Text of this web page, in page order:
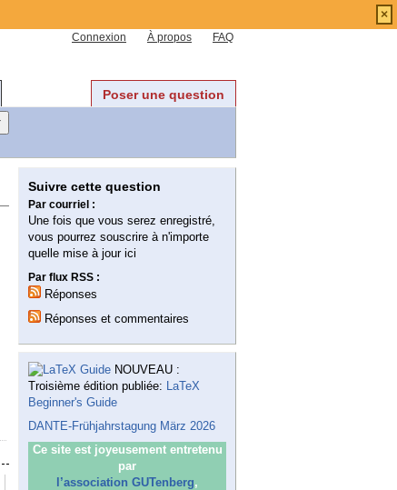
Connexion À propos FAQ
Poser une question
Suivre cette question
Par courriel :
Une fois que vous serez enregistré,
vous pourrez souscrire à n'importe
quelle mise à jour ici
Par flux RSS :
Réponses
Réponses et commentaires
NOUVEAU :
Troisième édition publiée: LaTeX
Beginner's Guide
DANTE-Frühjahrstagung März 2026
Ce site est joyeusement entretenu
par
l’association GUTenberg,
×